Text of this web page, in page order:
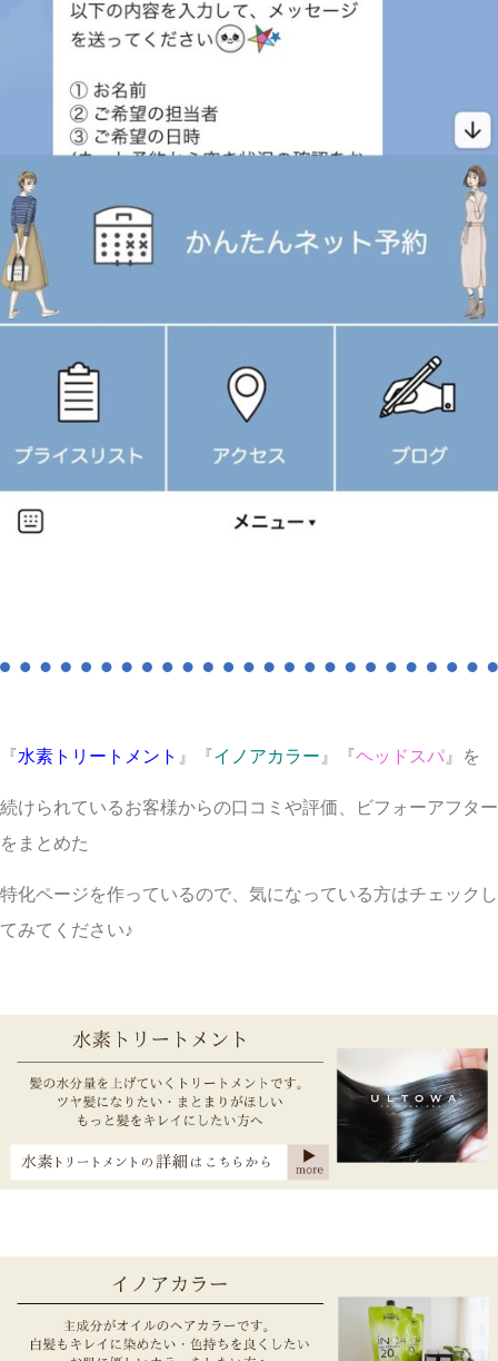
『水素トリートメント 』『イノアカラー 』『ヘッドスパ 』を
続けられているお客様からの口コミや評価、ビフォーアフター
をまとめた
特化ページを作っているので、気になっている方はチェックし
てみてください♪